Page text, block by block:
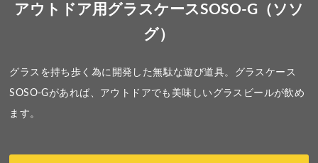
アウトドア用グラスケースSOSO-G（ソソ
グ）
グラスを持ち歩く為に開発した無駄な遊び道具。グラスケース
SOSO-Gがあれば、アウトドアでも美味しいグラスビールが飲め
ます。